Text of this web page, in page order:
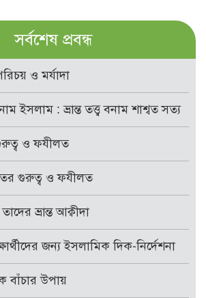
সর্বশেষ প্রবন্ধ
ও মর্যাদা
ইসলাম : ভ্রান্ত তত্ত্ব বনাম শাশ্বত সত্য
ও ফযীলত
গুরুত্ব ও ফযীলত
ভ্রান্ত আক্বীদা
জন্য ইসলামিক দিক-নির্দেশনা
বাঁচার উপায়